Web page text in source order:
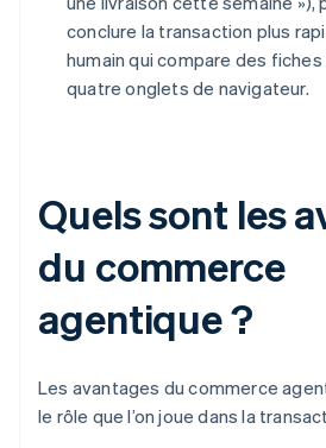
conclure la transaction plus
humain qui compare des
quatre onglets de navigateur.
Quels sont les
du commerce
agentique ?
Les avantages du commerce
le rôle que l’on joue dans la